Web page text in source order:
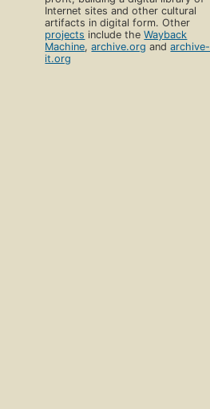
Internet sites and other cultural
artifacts in digital form. Other
projects include theWayback
Machine,archive.org andarchive-
it.org